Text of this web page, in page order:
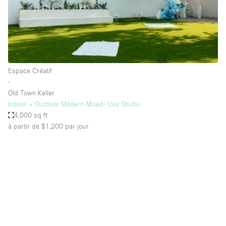
Espace Epuré / Minimaliste
Exposition Véhicules
Internet
Lumière du Jour
Mobilier
Parking Privé
Espace Créatif
∙
Old Town Keller
Indoor + Outdoor Modern Mixed- Use Studio
4,000 sq ft
à partir de $1,200 par jour